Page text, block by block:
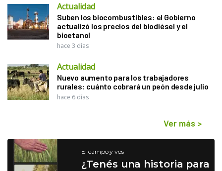
Actualidad
Suben los biocombustibles: el Gobierno
actualizó los precios del biodiésel y el
bioetanol
hace 3 días
Actualidad
Nuevo aumento para los trabajadores
rurales: cuánto cobrará un peón desde julio
hace 6 días
Ver más >
El campo y vos
¿Tenés una historia para